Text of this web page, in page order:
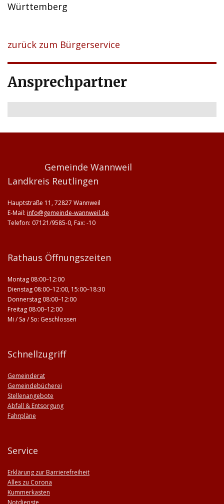
Württemberg
zurück zum Bürgerservice
Ansprechpartner
Gemeinde Wannweil
Landkreis Reutlingen
Hauptstraße 11, 72827 Wannweil
E-Mail: info@gemeinde-wannweil.de
Telefon: 07121/9585-0, Fax: -10
Rathaus Öffnungszeiten
Montag 08:00–12:00
Dienstag 08:00–12:00, 15:00–18:30
Donnerstag 08:00–12:00
Freitag 08:00–12:00
Mi / Sa / So: Geschlossen
Schnellzugriff
Gemeinderat
Gemeindebücherei
Stellenangebote
Abfall & Entsorgung
Fahrpläne
Service
Erklärung zur Barrierefreiheit
Alles zu Corona
Kummerkasten
Notdienste